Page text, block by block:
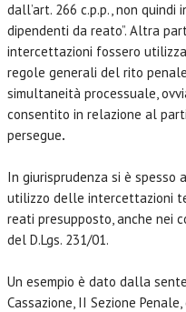
dall’art. 266 c.p.p., non
dipendenti da reato”. Altra
intercettazioni fossero
regole generali del rito
simultaneità processuale,
consentito in relazione al
persegue.
In giurisprudenza si è spesso
utilizzo delle intercettazioni
reati presupposto, anche nei
del D.Lgs. 231/01.
Un esempio è dato dalla
Cassazione, II Sezione